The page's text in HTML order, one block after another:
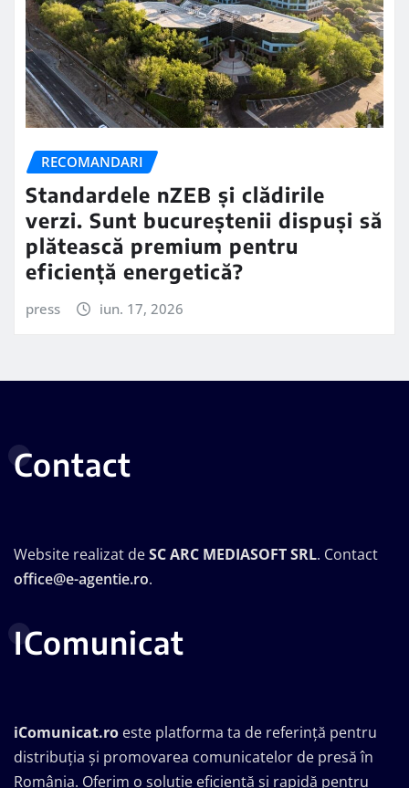
RECOMANDARI
Standardele nZEB și clădirile
verzi. Sunt bucureștenii dispuși să
plătească premium pentru
eficiență energetică?
press iun. 17, 2026
Contact
Website realizat deSC ARC MEDIASOFT SRL. Contact
office@e-agentie.ro.
IComunicat
iComunicat.ro este platforma ta de referință pentru
distribuția și promovarea comunicatelor de presă în
România. Oferim o soluție eficientă și rapidă pentru